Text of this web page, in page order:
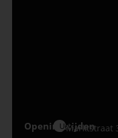
Openingstijden
Uden
Marktstraat